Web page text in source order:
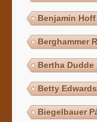
Benjamin Hoff
Berghammer
Bertha Dudde
Betty Edwards
Biegelbauer